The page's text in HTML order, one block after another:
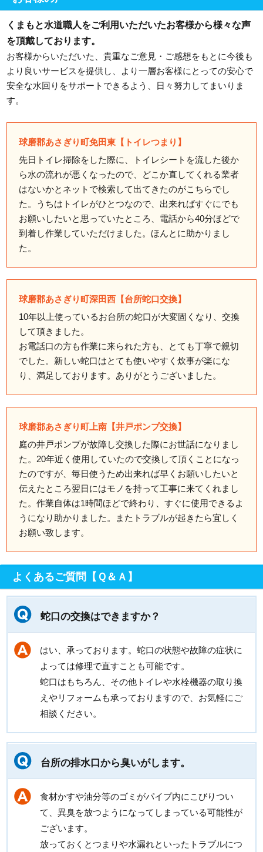
くまもと水道職人をご利用いただいたお客様から様々な声
を頂戴しております。
お客様からいただいた、貴重なご意見・ご感想をもとに今後も
より良いサービスを提供し、より一層お客様にとっての安心で
安全な水回りをサポートできるよう、日々努力してまいりま
す。
球磨郡あさぎり町免田東【トイレつまり】
先日トイレ掃除をした際に、トイレシートを流した後か
ら水の流れが悪くなったので、どこか直してくれる業者
はないかとネットで検索して出てきたのがこちらでし
た。うちはトイレがひとつなので、出来ればすぐにでも
お願いしたいと思っていたところ、電話から40分ほどで
到着し作業していただけました。ほんとに助かりまし
た。
球磨郡あさぎり町深田西【台所蛇口交換】
10年以上使っているお台所の蛇口が大変固くなり、交換
して頂きました。
お電話口の方も作業に来られた方も、とても丁寧で親切
でした。新しい蛇口はとても使いやすく炊事が楽にな
り、満足しております。ありがとうございました。
球磨郡あさぎり町上南【井戸ポンプ交換】
庭の井戸ポンプが故障し交換した際にお世話になりまし
た。20年近く使用していたので交換して頂くことになっ
たのですが、毎日使うため出来れば早くお願いしたいと
伝えたところ翌日にはモノを持って工事に来てくれまし
た。作業自体は1時間ほどで終わり、すぐに使用できるよ
うになり助かりました。またトラブルが起きたら宜しく
お願い致します。
よくあるご質問【Ｑ＆Ａ】
蛇口の交換はできますか？
はい、承っております。蛇口の状態や故障の症状に
よっては修理で直すことも可能です。
蛇口はもちろん、その他トイレや水栓機器の取り換
えやリフォームも承っておりますので、お気軽にご
相談ください。
台所の排水口から臭いがします。
食材かすや油分等のゴミがパイプ内にこびりつい
て、異臭を放つようになってしまっている可能性が
ございます。
放っておくとつまりや水漏れといったトラブルにつ